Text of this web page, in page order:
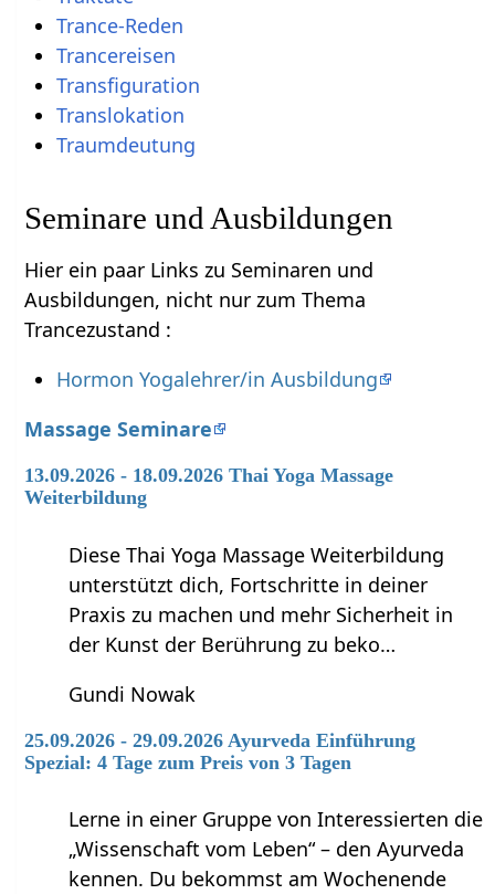
Trance-Reden
Trancereisen
Transfiguration
Translokation
Traumdeutung
Seminare und Ausbildungen
Hier ein paar Links zu Seminaren und
Ausbildungen, nicht nur zum Thema
Trancezustand :
Hormon Yogalehrer/in Ausbildung
Massage Seminare
13.09.2026 - 18.09.2026 Thai Yoga Massage
Weiterbildung
Diese Thai Yoga Massage Weiterbildung
unterstützt dich, Fortschritte in deiner
Praxis zu machen und mehr Sicherheit in
der Kunst der Berührung zu beko…
Gundi Nowak
25.09.2026 - 29.09.2026 Ayurveda Einführung
Spezial: 4 Tage zum Preis von 3 Tagen
Lerne in einer Gruppe von Interessierten die
„Wissenschaft vom Leben“ – den Ayurveda
kennen. Du bekommst am Wochenende